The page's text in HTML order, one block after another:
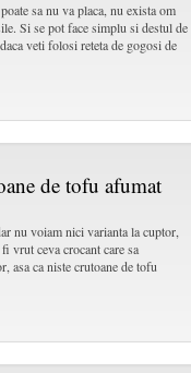
sa nu va placa, nu exista om
Si se pot face simplu si destul de
veti folosi reteta de gogosi de
de tofu afumat
nu voiam nici varianta la cuptor,
vrut ceva crocant care sa
asa ca niste crutoane de tofu